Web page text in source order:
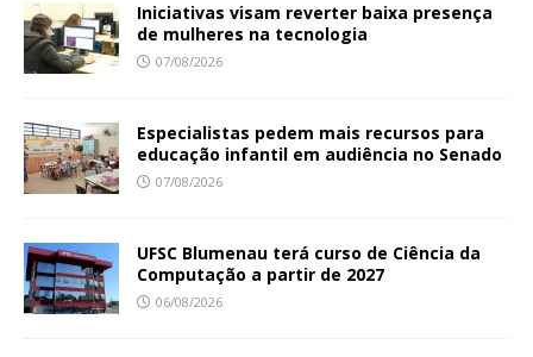
Iniciativas visam reverter baixa presença
de mulheres na tecnologia
07/08/2026
Especialistas pedem mais recursos para
educação infantil em audiência no Senado
07/08/2026
UFSC Blumenau terá curso de Ciência da
Computação a partir de 2027
06/08/2026